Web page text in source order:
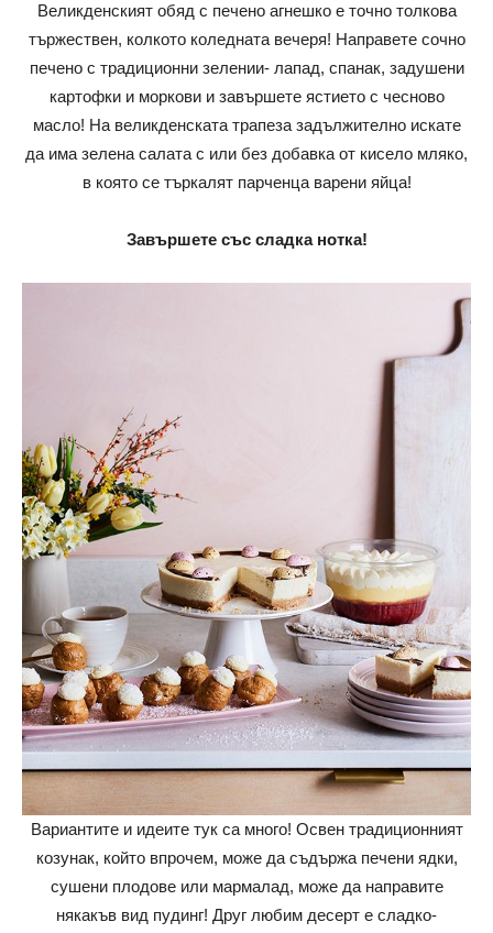
Великденският обяд с печено агнешко е точно толкова
тържествен, колкото коледната вечеря! Направете сочно
печено с традиционни зелении- лапад, спанак, задушени
картофки и моркови и завършете ястието с чесново
масло! На великденската трапеза задължително искате
да има зелена салата с или без добавка от кисело мляко,
в която се търкалят парченца варени яйца!
Завършете със сладка нотка!
Вариантите и идеите тук са много! Освен традиционният
козунак, който впрочем, може да съдържа печени ядки,
сушени плодове или мармалад, може да направите
някакъв вид пудинг! Друг любим десерт е сладко-